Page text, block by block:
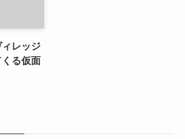
レッジ
る仮面